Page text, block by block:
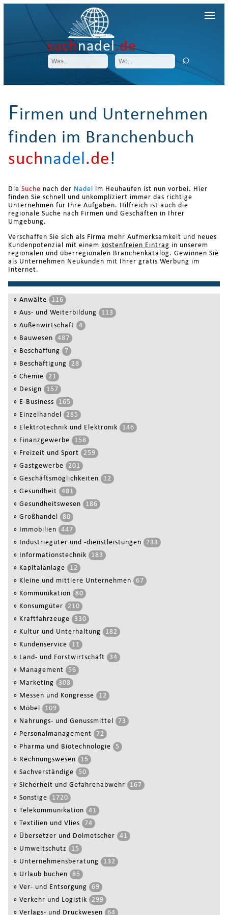
suchnadel.de
Firmen und Unternehmen
finden im Branchenbuch
suchnadel.de!
Die Suche nach der Nadel im Heuhaufen ist nun vorbei. Hier
finden Sie schnell und unkompliziert immer das richtige
Unternehmen für Ihre Aufgaben. Hilfreich ist auch die
regionale Suche nach Firmen und Geschäften in Ihrer
Umgebung.
Verschaffen Sie sich als Firma mehr Aufmerksamkeit und neues
Kundenpotenzial mit einem kostenfreien Eintrag in unserem
regionalen und überregionalen Branchenkatalog. Gewinnen Sie
als Unternehmen Neukunden mit Ihrer gratis Werbung im
Internet.
» Anwälte
116
» Aus- und Weiterbildung
113
» Außenwirtschaft
4
» Bauwesen
487
» Beschaffung
7
» Beschäftigung
28
» Chemie
21
» Design
157
» E-Business
165
» Einzelhandel
285
» Elektrotechnik und Elektronik
146
» Finanzgewerbe
158
» Freizeit und Sport
259
» Gastgewerbe
201
» Geschäftsmöglichkeiten
12
» Gesundheit
481
» Gesundheitswesen
186
» Großhandel
80
» Immobilien
447
» Industriegüter und -dienstleistungen
233
» Informationstechnik
183
» Kapitalanlage
12
» Kleine und mittlere Unternehmen
67
» Kommunikation
80
» Konsumgüter
210
» Kraftfahrzeuge
330
» Kultur und Unterhaltung
182
» Kundenservice
11
» Land- und Forstwirtschaft
34
» Management
56
» Marketing
308
» Messen und Kongresse
12
» Möbel
109
» Nahrungs- und Genussmittel
73
» Personalmanagement
72
» Pharma und Biotechnologie
5
» Rechnungswesen
15
» Sachverständige
50
» Sicherheit und Gefahrenabwehr
167
» Sonstige
1720
» Telekommunikation
41
» Textilien und Vlies
74
» Übersetzer und Dolmetscher
41
» Umweltschutz
15
» Unternehmensberatung
132
» Urlaub buchen
85
» Ver- und Entsorgung
69
» Verkehr und Logistik
299
» Verlags- und Druckwesen 64